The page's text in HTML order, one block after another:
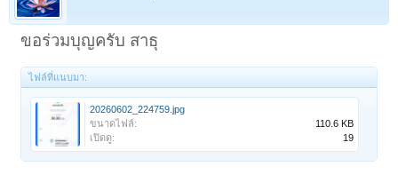
ขอร่วมบุญครับ สาธุ
ไฟล์ที่แนบมา:
20260602_224759.jpg
ขนาดไฟล์:
110.6 KB
เปิดดู:
19